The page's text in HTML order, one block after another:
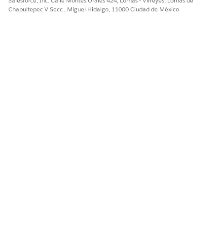
Chapultepec V Secc., Miguel Hidalgo, 11000 Ciudad de México